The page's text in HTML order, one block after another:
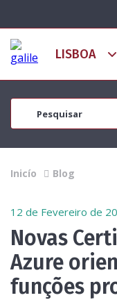
Inicío Blog
12 de Fevereiro de
Novas
Azure
funções